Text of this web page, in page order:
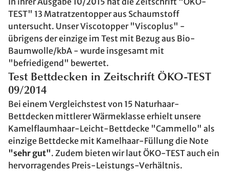
TEST" 13 Matratzentopper aus Schaumstoff
untersucht. Unser Viscotopper "Viscoplus" -
übrigens der einzige im Test mit Bezug aus Bio-
Baumwolle/kbA - wurde insgesamt mit
"befriedigend" bewertet.
Test Bettdecken in Zeitschrift ÖKO-TEST
09/2014
Bei einem Vergleichstest von 15 Naturhaar-
Bettdecken mittlerer Wärmeklasse erhielt unsere
Kamelflaumhaar-Leicht-Bettdecke "Cammello" als
einzige Bettdecke mit Kamelhaar-Füllung die Note
"sehr gut". Zudem bieten wir laut ÖKO-TEST auch ein
hervorragendes Preis-Leistungs-Verhältnis.